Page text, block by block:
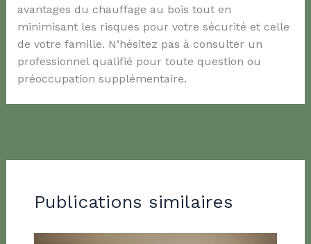
avantages du chauffage au bois tout en
minimisant les risques pour votre sécurité et celle
de votre famille. N’hésitez pas à consulter un
professionnel qualifié pour toute question ou
préoccupation supplémentaire.
Publications similaires